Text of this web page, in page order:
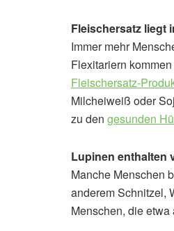
Fleischersatz liegt
Immer mehr
Flexitariern
Fleischersatz-
Milcheiweiß oder
zu den gesunden
Lupinen enthalten
Manche Menschen
anderem Schnitzel,
Menschen, die